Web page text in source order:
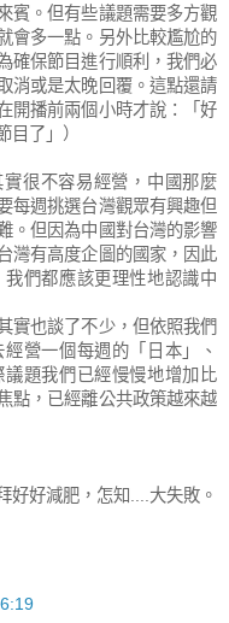
賓。但有些議題需要多方觀
會多一點。另外比較尷尬的
確保節目進行順利，我們必
消或是太晚回覆。這點還請
開播前兩個小時才說：「好
目了」）
很不容易經營，中國那麼
每週挑選台灣觀眾有興趣但
。但因為中國對台灣的影響
灣有高度企圖的國家，因此
們都應該更理性地認識中
實也談了不少，但依照我們
營一個每週的「日本」、
議題我們已經慢慢地增加比
點，已經離公共政策越來越
好好減肥，怎知....大失敗。